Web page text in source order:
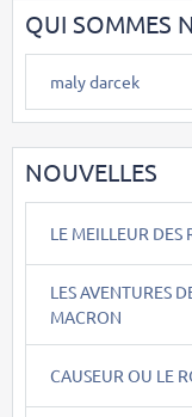
QUI SOMMES
maly darcek
NOUVELLES
LE MEILLEUR DES
LES AVENTURES
MACRON
CAUSEUR OU LE